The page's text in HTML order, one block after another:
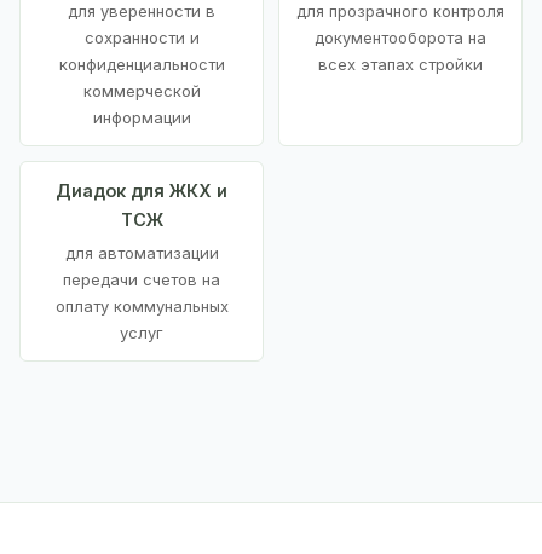
для уверенности в
сохранности и
конфиденциальности
коммерческой
информации
для прозрачного контроля
документооборота на
всех этапах стройки
Диадок для ЖКХ и
ТСЖ
для автоматизации
передачи счетов на
оплату коммунальных
услуг